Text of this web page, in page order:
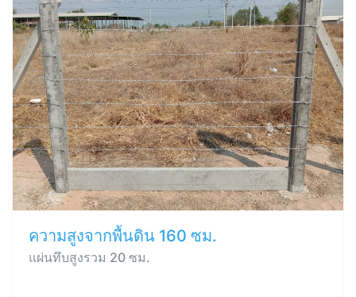
ความสูงจากพื้นดิน 160 ซม.
แผ่นทึบสูงรวม 20 ซม.